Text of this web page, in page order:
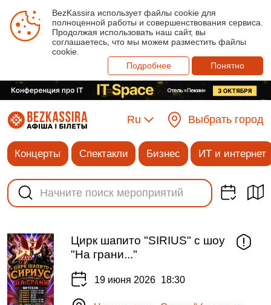
BezKassira использует файлы cookie для
полноценной работы и совершенствования сервиса.
Продолжая использовать наш сайт, вы
соглашаетесь, что мы можем разместить файлы
cookie.
Подробнее
Понятно
Ru Выбрать город
Концерты Спектакли Бизнес ИТ и интернет
Цирк шапито "SIRIUS" с шоу
"На грани..."
19 июня 2026 18:30